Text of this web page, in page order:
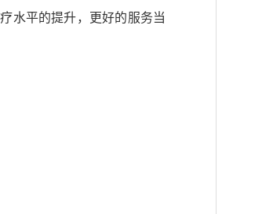
水平的提升，更好的服务当